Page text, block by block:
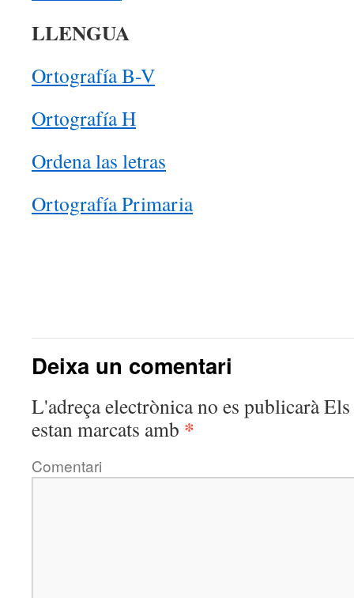
LLENGUA
Ortografía B-V
Ortografía H
Ordena las letras
Ortografía Primaria
Deixa un comentari
L'adreça electrònica no es publicaràEls
estan marcats amb *
Comentari